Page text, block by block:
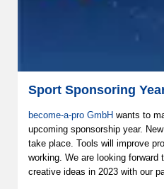
Sport Sponsoring
become-a-pro GmbH wants to
upcoming sponsorship year.
take place. Tools will improve
working. We are looking forward
creative ideas in 2023 with our